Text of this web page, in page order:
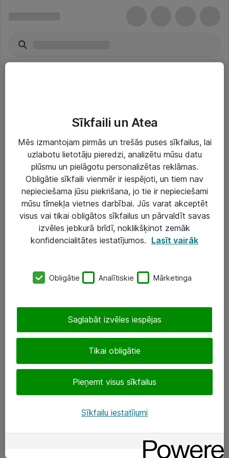
Risinājumi & Pakalpojumi
IT serviss un atbalsts
IT infrastruktūra
Darba vietu IT risinājumi
SIA „ATEA”
+(371) 67 81 90 50
eShop@atea.lv
Sekojiet mums
Sīkfaili un Atea
Mēs izmantojam pirmās un trešās puses sīkfailus, lai
uzlabotu lietotāju pieredzi, analizētu mūsu datu
plūsmu un pielāgotu personalizētas reklāmas.
Obligātie sīkfaili vienmēr ir iespējoti, un tiem nav
nepieciešama jūsu piekrišana, jo tie ir nepieciešami
mūsu tīmekļa vietnes darbībai. Jūs varat akceptēt
visus vai tikai obligātos sīkfailus un pārvaldīt savas
izvēles jebkurā brīdī, noklikšķinot zemāk
konfidencialitātes iestatījumos. Lasīt vairāk
Obligātie Analītiskie Mārketinga
Tikai obligātie
Pieņemt visus sīkfailus
Saglabāt izvēles iespējas
Sīkfailu iestatījumi